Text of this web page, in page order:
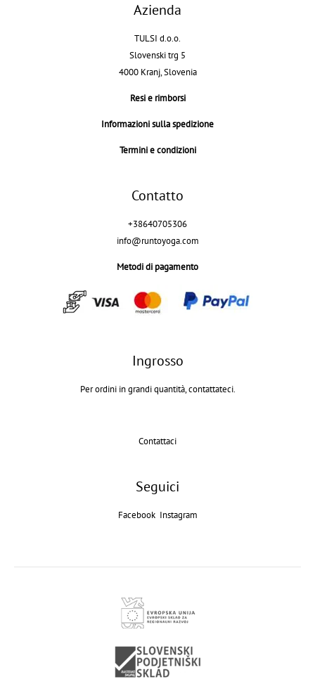
Azienda
TULSI d.o.o.
Slovenski trg 5
4000 Kranj, Slovenia
Resi e rimborsi
Informazioni sulla spedizione
Termini e condizioni
Contatto
+38640705306
info@runtoyoga.com
Metodi di pagamento
Ingrosso
Per ordini in grandi quantità, contattateci.
Contattaci
Seguici
Facebook Instagram